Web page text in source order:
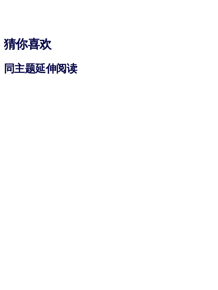
猜你喜欢
同主题延伸阅读